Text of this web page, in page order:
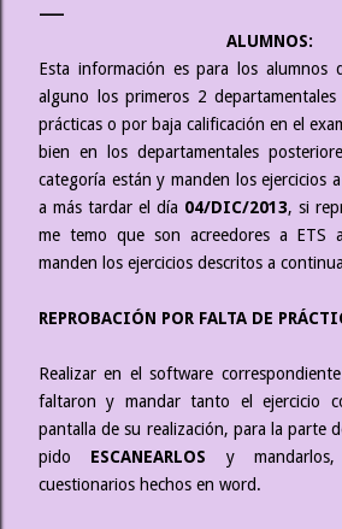
ALUMNOS:
Esta información es para los alumnos
alguno los primeros 2
prácticas o por baja calificación en el
bien en los departamentales
categoría están y manden los ejercicios
a más tardar el día 04/DIC/2013, si
me temo que son acreedores a ETS
manden los ejercicios descritos a
REPROBACIÓN POR FALTA DE
Realizar en el software
faltaron y mandar tanto el ejercicio
pantalla de su realización, para la parte
pido ESCANEARLOS y
cuestionarios hechos en word.